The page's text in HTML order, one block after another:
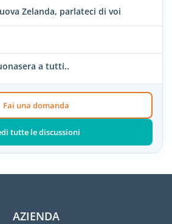
Zelanda, parlateci di voi
a tutti..
Fai una domanda
tutte le discussioni
AZIENDA